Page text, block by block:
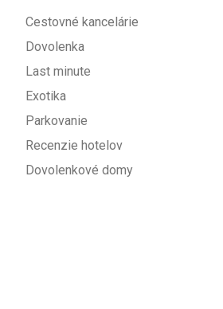
Cestovné kancelárie
Dovolenka
Last minute
Exotika
Parkovanie
Recenzie hotelov
Dovolenkové domy